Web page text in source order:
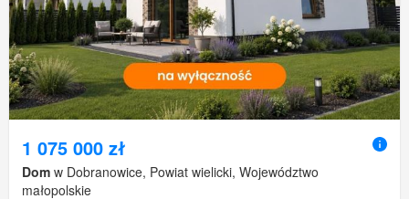
1 075 000 zł
Dom w Dobranowice, Powiat wielicki, Województwo
małopolskie